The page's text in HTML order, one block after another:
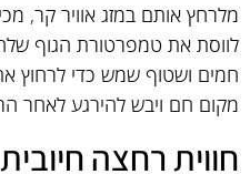
מלרחץ אותם במזג אוויר קר,
לווסת את טמפרטורת הגוף
חמים ושטוף שמש כדי לרחוץ
מקום חם ויבש להירגע לאחר
חווית רחצה חיובית